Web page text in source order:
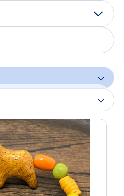
в Телеграм
294-91-85
702-09-76